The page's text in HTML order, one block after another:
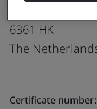
6361 HK
The
Certificate number: